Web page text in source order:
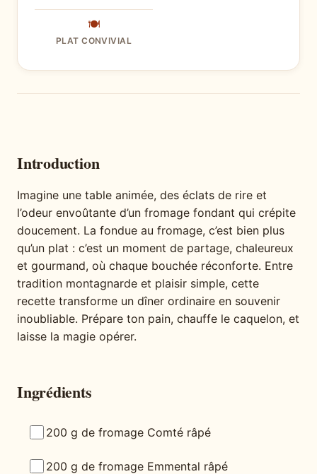
🍽
PLAT CONVIVIAL
Introduction
Imagine une table animée, des éclats de rire et
l’odeur envoûtante d’un fromage fondant qui crépite
doucement. La fondue au fromage, c’est bien plus
qu’un plat : c’est un moment de partage, chaleureux
et gourmand, où chaque bouchée réconforte. Entre
tradition montagnarde et plaisir simple, cette
recette transforme un dîner ordinaire en souvenir
inoubliable. Prépare ton pain, chauffe le caquelon, et
laisse la magie opérer.
Ingrédients
200 g de fromage Comté râpé
200 g de fromage Emmental râpé